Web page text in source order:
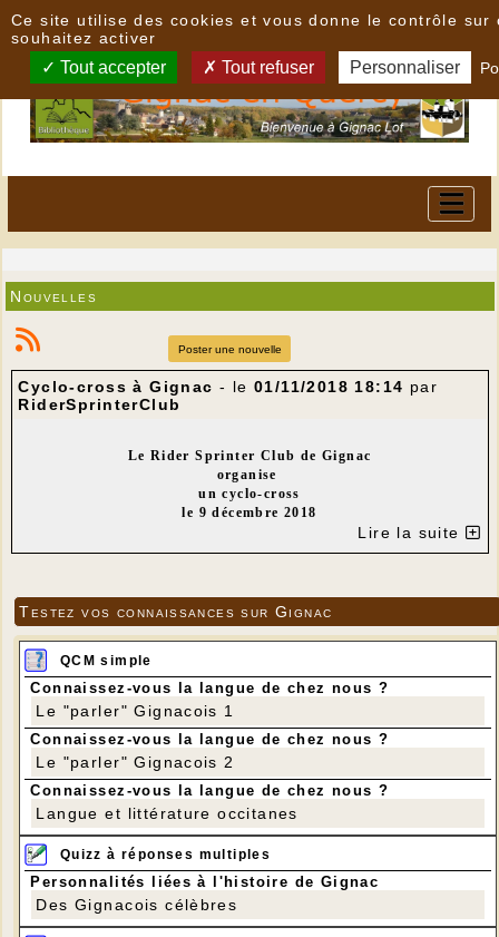
Nouvelles
Poster une nouvelle
Cyclo-cross à Gignac - le 01/11/2018 18:14 par
RiderSprinterClub
Le Rider Sprinter Club de Gignac
organise
un cyclo-cross
le 9 décembre 2018
Le cyclo-cross se disputera à la Brasserie Gaillarde, aux Brandals,
à 5km du Bourg de Gignac.
Au programme de la journée :
Départ 11h00 course enfants non-licenciés 15' ( certificat médical
d'aptitude obligatoire + autorisation parentale / vtt acceptés)
Départ 11h30 course non licenciés adultes 30' ( certificat médical
d'aptitude obligatoire / vtt acceptés )
Départ 14h30 initiation jeunes licenciés 20'
Départ 15h00 course licenciés ufolep 50' (minimes, cadets,
féminines, 1,2,3)
Circuit de 1,5km à parcourir selon la durée de sa catégorie.
Possibilité de se restaurer sur place, stand Frites/Grillade, Bière
de la brasserie, Ambiance, Kermesse du Nord !
---
Lire la suite
Testez vos connaissances sur Gignac
QCM simple
Connaissez-vous la langue de chez nous ?
Le "parler" Gignacois 1
Connaissez-vous la langue de chez nous ?
Le "parler" Gignacois 2
Connaissez-vous la langue de chez nous ?
Langue et littérature occitanes
Quizz à réponses multiples
Personnalités liées à l'histoire de Gignac
Des Gignacois célèbres
Ce site utilise des cookies et vous donne le contrôle sur
souhaitez activer
Tout accepter Tout refuser Personnaliser